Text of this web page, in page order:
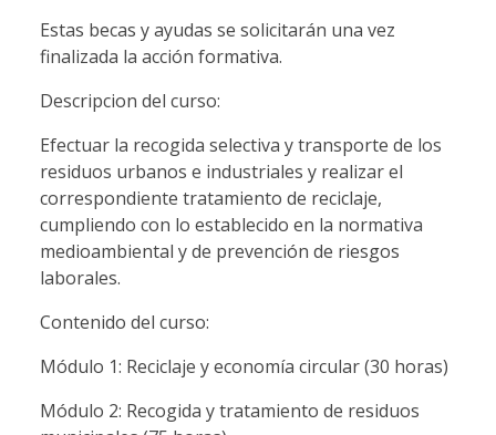
Estas becas y ayudas se solicitarán una vez
finalizada la acción formativa.
Descripcion del curso:
Efectuar la recogida selectiva y transporte de los
residuos urbanos e industriales y realizar el
correspondiente tratamiento de reciclaje,
cumpliendo con lo establecido en la normativa
medioambiental y de prevención de riesgos
laborales.
Contenido del curso:
Módulo 1: Reciclaje y economía circular (30 horas)
Módulo 2: Recogida y tratamiento de residuos